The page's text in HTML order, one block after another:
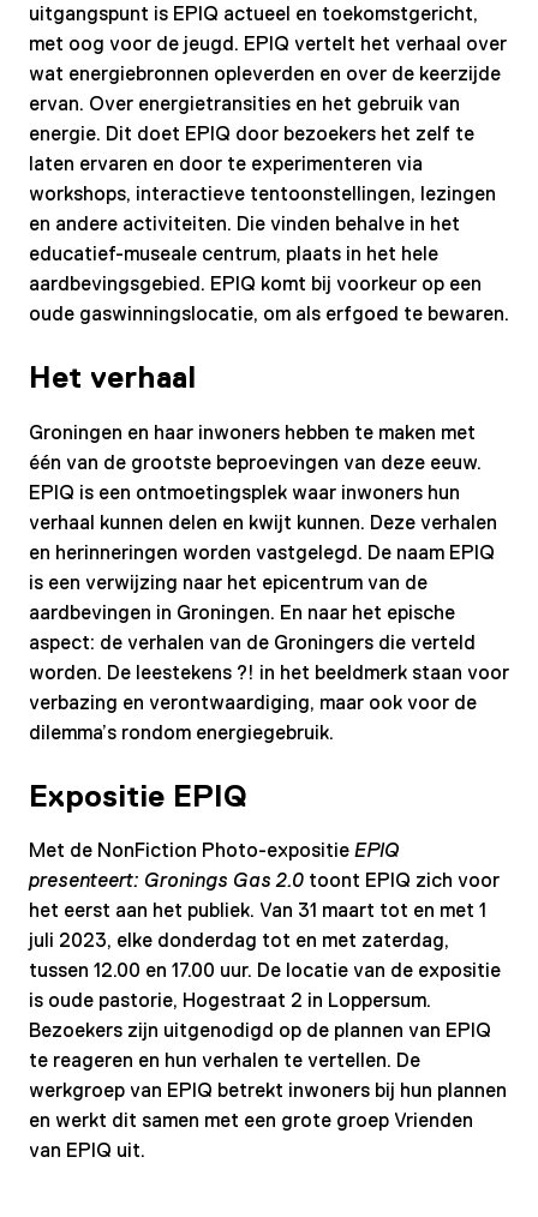
uitgangspunt is EPIQ actueel en toekomstgericht,
met oog voor de jeugd. EPIQ vertelt het verhaal over
wat energiebronnen opleverden en over de keerzijde
ervan. Over energietransities en het gebruik van
energie. Dit doet EPIQ door bezoekers het zelf te
laten ervaren en door te experimenteren via
workshops, interactieve tentoonstellingen, lezingen
en andere activiteiten. Die vinden behalve in het
educatief-museale centrum, plaats in het hele
aardbevingsgebied. EPIQ komt bij voorkeur op een
oude gaswinningslocatie, om als erfgoed te bewaren.
Het verhaal
Groningen en haar inwoners hebben te maken met
één van de grootste beproevingen van deze eeuw.
EPIQ is een ontmoetingsplek waar inwoners hun
verhaal kunnen delen en kwijt kunnen. Deze verhalen
en herinneringen worden vastgelegd. De naam EPIQ
is een verwijzing naar het epicentrum van de
aardbevingen in Groningen. En naar het epische
aspect: de verhalen van de Groningers die verteld
worden. De leestekens ?! in het beeldmerk staan voor
verbazing en verontwaardiging, maar ook voor de
dilemma’s rondom energiegebruik.
Expositie EPIQ
Met de NonFiction Photo-expositie EPIQ
presenteert: Gronings Gas 2.0 toont EPIQ zich voor
het eerst aan het publiek. Van 31 maart tot en met 1
juli 2023, elke donderdag tot en met zaterdag,
tussen 12.00 en 17.00 uur. De locatie van de expositie
is oude pastorie, Hogestraat 2 in Loppersum.
Bezoekers zijn uitgenodigd op de plannen van EPIQ
te reageren en hun verhalen te vertellen. De
werkgroep van EPIQ betrekt inwoners bij hun plannen
en werkt dit samen met een grote groep Vrienden
van EPIQ uit.